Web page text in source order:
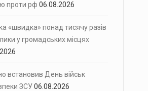
проти рф 06.08.2026
«швидка» понад тисячу разів
у громадських місцях
встановив День військ
ЗСУ06.08.2026